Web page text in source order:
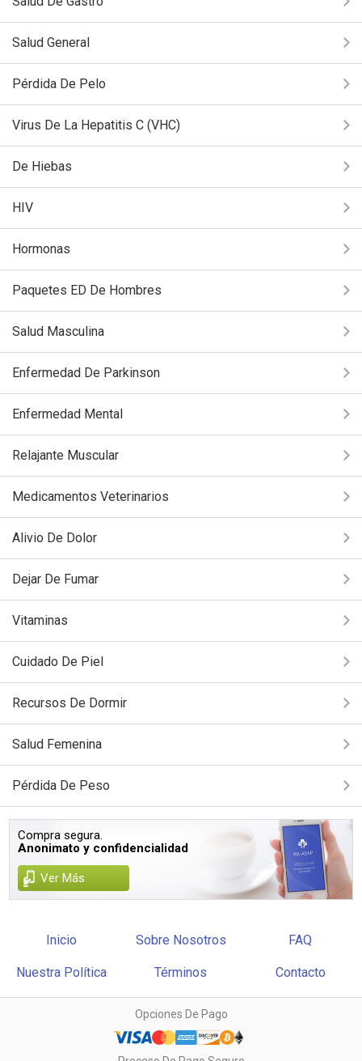
Salud General
Pérdida De Pelo
Virus De La Hepatitis C (VHC)
De Hiebas
HIV
Hormonas
Paquetes ED De Hombres
Salud Masculina
Enfermedad De Parkinson
Enfermedad Mental
Relajante Muscular
Medicamentos Veterinarios
Alivio De Dolor
Dejar De Fumar
Vitaminas
Cuidado De Piel
Recursos De Dormir
Salud Femenina
Pérdida De Peso
Compra segura.
Anonimato y confidencialidad
Ver Más
Inicio Sobre Nosotros FAQ
Nuestra Política Términos Contacto
Opciones De Pago